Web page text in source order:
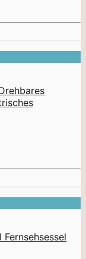
Fernsehsessel